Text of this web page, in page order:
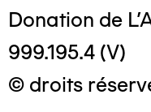
Donation de
999.195.4 (V)
© droits